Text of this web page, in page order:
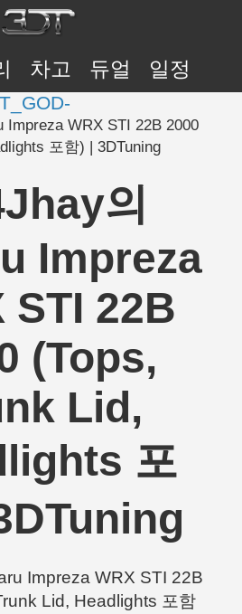
차고 듀얼 일정
Impreza WRX STI 22B 2000
포함) | 3DTuning
의
Impreza
STI 22B
(Tops,
Lid,
포
Impreza WRX STI 22B
Lid, Headlights 포함